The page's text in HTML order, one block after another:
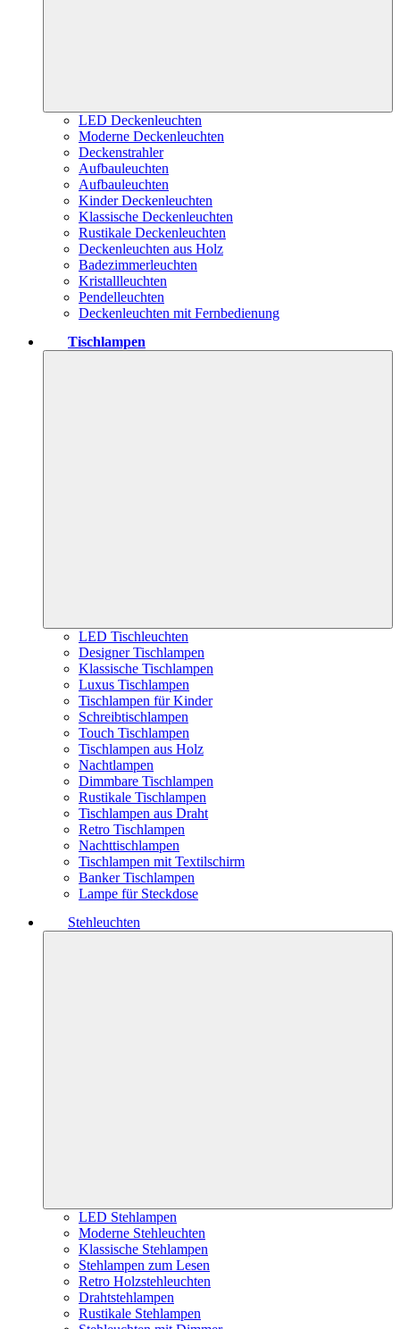
LED Deckenleuchten
Moderne Deckenleuchten
Deckenstrahler
Aufbauleuchten
Aufbauleuchten
Kinder Deckenleuchten
Klassische Deckenleuchten
Rustikale Deckenleuchten
Deckenleuchten aus Holz
Badezimmerleuchten
Kristallleuchten
Pendelleuchten
Deckenleuchten mit Fernbedienung
Tischlampen
LED Tischleuchten
Designer Tischlampen
Klassische Tischlampen
Luxus Tischlampen
Tischlampen für Kinder
Schreibtischlampen
Touch Tischlampen
Tischlampen aus Holz
Nachtlampen
Dimmbare Tischlampen
Rustikale Tischlampen
Tischlampen aus Draht
Retro Tischlampen
Nachttischlampen
Tischlampen mit Textilschirm
Banker Tischlampen
Lampe für Steckdose
Stehleuchten
LED Stehlampen
Moderne Stehleuchten
Klassische Stehlampen
Stehlampen zum Lesen
Retro Holzstehleuchten
Drahtstehlampen
Rustikale Stehlampen